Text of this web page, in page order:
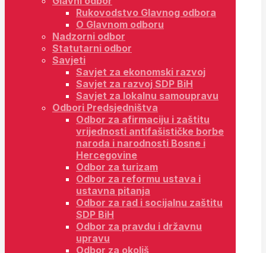
Rukovodstvo Glavnog odbora
O Glavnom odboru
Nadzorni odbor
Statutarni odbor
Savjeti
Savjet za ekonomski razvoj
Savjet za razvoj SDP BiH
Savjet za lokalnu samoupravu
Odbori Predsjedništva
Odbor za afirmaciju i zaštitu
vrijednosti antifašističke borbe
naroda i narodnosti Bosne i
Hercegovine
Odbor za turizam
Odbor za reformu ustava i
ustavna pitanja
Odbor za rad i socijalnu zaštitu
SDP BiH
Odbor za pravdu i državnu
upravu
Odbor za okoliš